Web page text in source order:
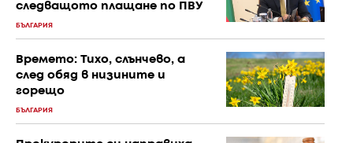
следващото плащане по ПВУ
БЪЛГАРИЯ
Времето: Тихо, слънчево, а
след обяд в низините и
горещо
БЪЛГАРИЯ